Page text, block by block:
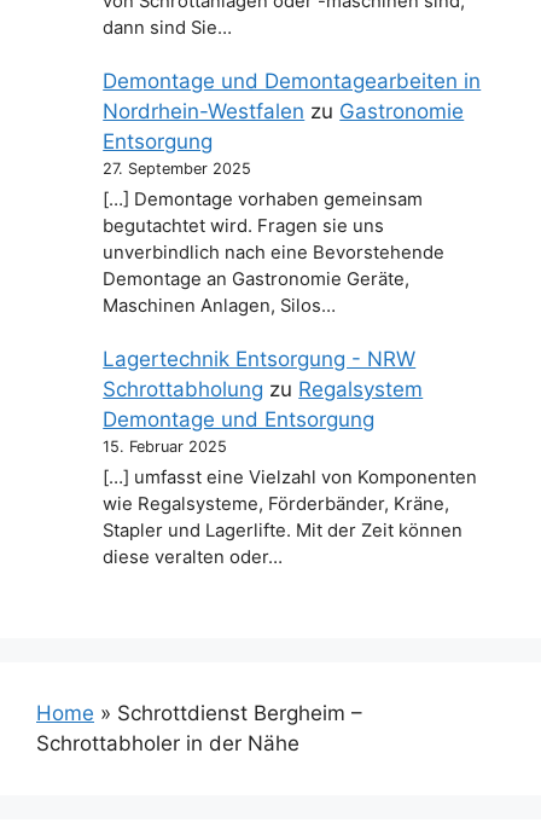
dann sind Sie…
Demontage und Demontagearbeiten in
Nordrhein-Westfalen zu Gastronomie
Entsorgung
27. September 2025
[…] Demontage vorhaben gemeinsam
begutachtet wird. Fragen sie uns
unverbindlich nach eine Bevorstehende
Demontage an Gastronomie Geräte,
Maschinen Anlagen, Silos…
Lagertechnik Entsorgung - NRW
Schrottabholung zu Regalsystem
Demontage und Entsorgung
15. Februar 2025
[…] umfasst eine Vielzahl von Komponenten
wie Regalsysteme, Förderbänder, Kräne,
Stapler und Lagerlifte. Mit der Zeit können
diese veralten oder…
Home » Schrottdienst Bergheim –
Schrottabholer in der Nähe